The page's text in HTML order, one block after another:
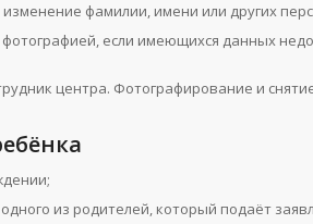
фамилии, имени или других
если имеющихся данных
центра. Фотографирование и
из родителей, который подаёт